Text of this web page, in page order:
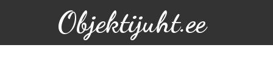
Objektijuht.ee